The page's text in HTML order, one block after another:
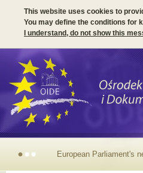
This website uses cookies to
You may define the conditions for
I understand, do not show this
European Parliament's